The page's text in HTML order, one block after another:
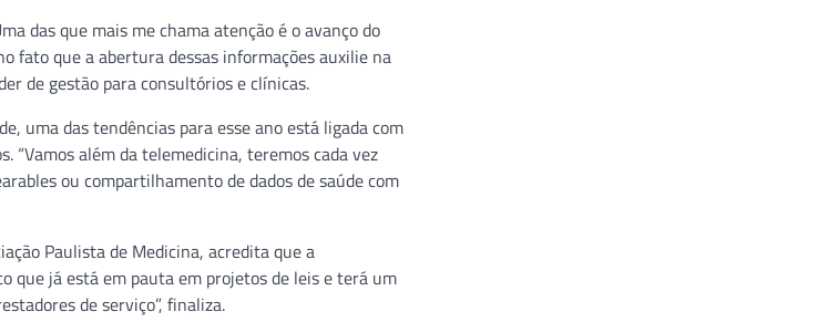
das que mais me chama atenção é o avanço do
fato que a abertura dessas informações auxilie na
de gestão para consultórios e clínicas.
uma das tendências para esse ano está ligada com
“Vamos além da telemedicina, teremos cada vez
ou compartilhamento de dados de saúde com
Paulista de Medicina, acredita que a
que já está em pauta em projetos de leis e terá um
de serviço”, finaliza.